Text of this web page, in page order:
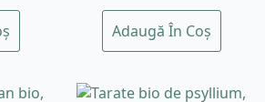
Adaugă În Coș